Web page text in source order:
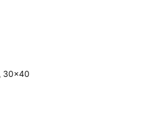
30x40